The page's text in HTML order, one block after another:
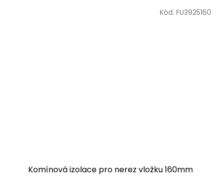
Komínová izolace pro nerez vložku 160mm
Kód: FU3925160